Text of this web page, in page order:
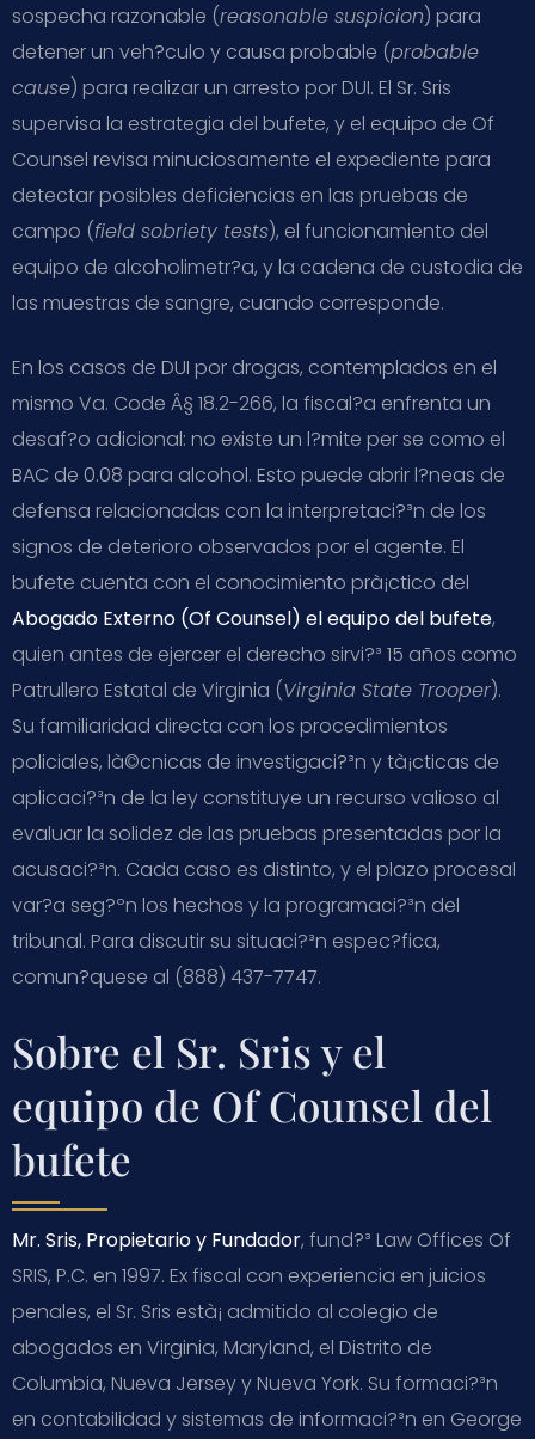
sospecha razonable (reasonable suspicion) para
detener un veh?­culo y causa probable (probable
cause) para realizar un arresto por DUI. El Sr. Sris
supervisa la estrategia del bufete, y el equipo de Of
Counsel revisa minuciosamente el expediente para
detectar posibles deficiencias en las pruebas de
campo (field sobriety tests), el funcionamiento del
equipo de alcoholimetr?­a, y la cadena de custodia de
las muestras de sangre, cuando corresponde.
En los casos de DUI por drogas, contemplados en el
mismo Va. Code Â§ 18.2-266, la fiscal?­a enfrenta un
desaf?­o adicional: no existe un l?­mite per se como el
BAC de 0.08 para alcohol. Esto puede abrir l?­neas de
defensa relacionadas con la interpretaci?³n de los
signos de deterioro observados por el agente. El
bufete cuenta con el conocimiento prà¡ctico del
Abogado Externo (Of Counsel) el equipo del bufete,
quien antes de ejercer el derecho sirvi?³ 15 años como
Patrullero Estatal de Virginia (Virginia State Trooper).
Su familiaridad directa con los procedimientos
policiales, là©cnicas de investigaci?³n y tà¡cticas de
aplicaci?³n de la ley constituye un recurso valioso al
evaluar la solidez de las pruebas presentadas por la
acusaci?³n. Cada caso es distinto, y el plazo procesal
var?­a seg?ºn los hechos y la programaci?³n del
tribunal. Para discutir su situaci?³n espec?­fica,
comun?­quese al (888) 437-7747.
Sobre el Sr. Sris y el
equipo de Of Counsel del
bufete
Mr. Sris, Propietario y Fundador, fund?³ Law Offices Of
SRIS, P.C. en 1997. Ex fiscal con experiencia en juicios
penales, el Sr. Sris està¡ admitido al colegio de
abogados en Virginia, Maryland, el Distrito de
Columbia, Nueva Jersey y Nueva York. Su formaci?³n
en contabilidad y sistemas de informaci?³n en George